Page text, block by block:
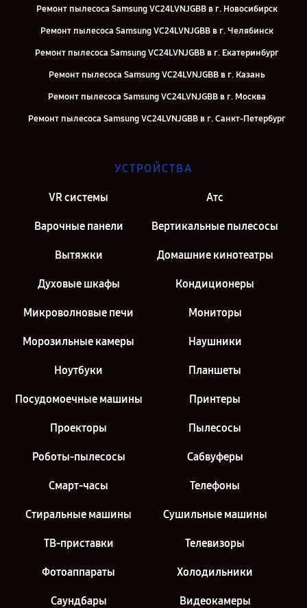
Ремонт пылесоса Samsung VC24LVNJGBB в г. Новосибирск
Ремонт пылесоса Samsung VC24LVNJGBB в г. Челябинск
Ремонт пылесоса Samsung VC24LVNJGBB в г. Екатеринбург
Ремонт пылесоса Samsung VC24LVNJGBB в г. Казань
Ремонт пылесоса Samsung VC24LVNJGBB в г. Москва
Ремонт пылесоса Samsung VC24LVNJGBB в г. Санкт-Петербург
УСТРОЙСТВА
VR системы Атс
Варочные панели Вертикальные пылесосы
Вытяжки Домашние кинотеатры
Духовые шкафы Кондиционеры
Микроволновые печи Мониторы
Морозильные камеры Наушники
Ноутбуки Планшеты
Посудомоечные машины Принтеры
Проекторы Пылесосы
Роботы-пылесосы Сабвуферы
Смарт-часы Телефоны
Стиральные машины Сушильные машины
ТВ-приставки Телевизоры
Фотоаппараты Холодильники
Саундбары Видеокамеры